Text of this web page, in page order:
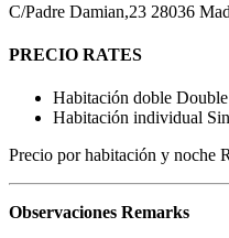
C/Padre Damian,23 28036
PRECIO RATES
Habitación doble
Habitación individual
Precio por habitación y noche
Observaciones Remarks